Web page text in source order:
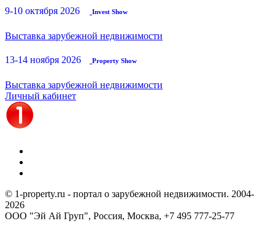
9-10 октября 2026 Invest Show
Выставка зарубежной недвижимости
13-14 ноября 2026 Property Show
Выставка зарубежной недвижимости
Личный кабинет
© 1-property.ru - портал о зарубежной недвижимости. 2004-
2026
ООО "Эй Ай Груп", Россия, Москва, +7 495 777-25-77